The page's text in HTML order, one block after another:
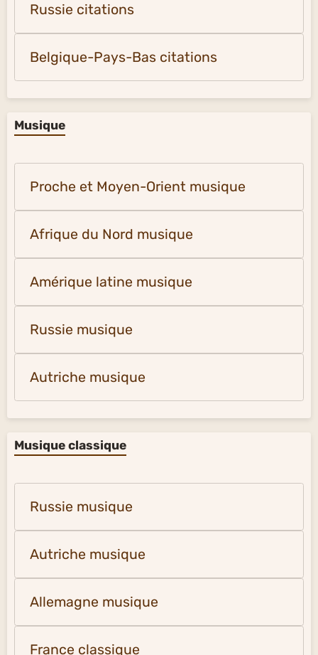
Russie citations
Belgique-Pays-Bas citations
Musique
Proche et Moyen-Orient musique
Afrique du Nord musique
Amérique latine musique
Russie musique
Autriche musique
Musique classique
Russie musique
Autriche musique
Allemagne musique
France classique